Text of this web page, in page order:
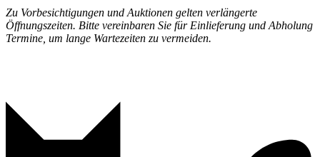
Zu Vorbesichtigungen und Auktionen gelten verlängerte
Öffnungszeiten. Bitte vereinbaren Sie für Einlieferung und Abholung
Termine, um lange Wartezeiten zu vermeiden.